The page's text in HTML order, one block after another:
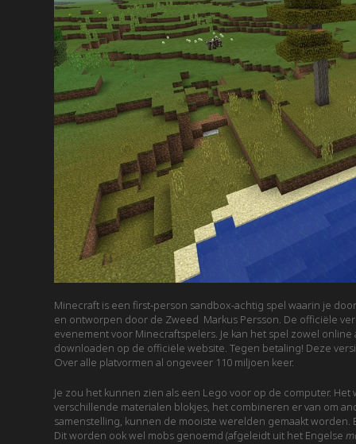
Minecraft is een first-person sandbox-achtig spel waarin je
en ontworpen door de Zweed Markus Persson. De officiële
evenement voor Minecraftspelers. Je kan het spel zowel
downloaden op de officiële website. Tegen betaling! Deze
Over alle platvormen al ongeveer 110 miljoen keer.
Je zou het kunnen zien als een Lego voor op de computer.
verschillende materialen blokjes, het combineren er van om
samenstelling, kunnen de mooiste werelden gemaakt
Dit worden ook wel mobs genoemd (afgeleidt uit het Engelse